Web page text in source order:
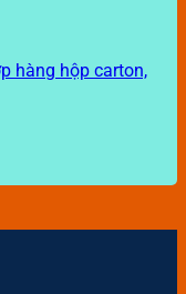
hàng hộp carton,